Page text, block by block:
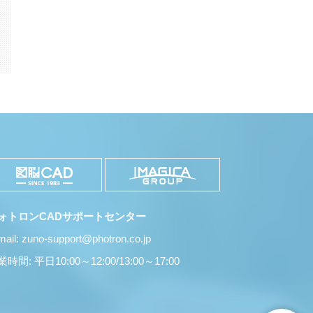
トロンCADサポートセンター
zuno-support@photron.co.jp
時間: 平日10:00～12:00/13:00～17:00